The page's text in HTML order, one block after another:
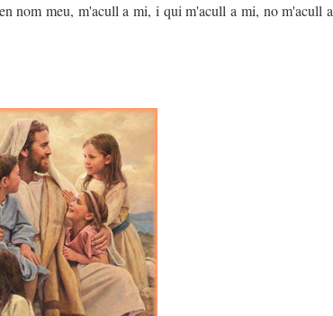
nom meu, m'acull a mi, i qui m'acull a mi, no m'acull a